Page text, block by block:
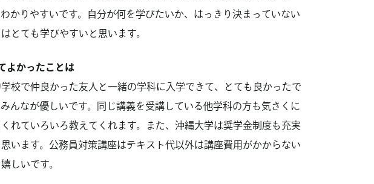
かりやすいです。自分が何を学びたいか、はっきり決まっていない
とても学びやすいと思います。
よかったことは
校で仲良かった友人と一緒の学科に入学できて、とても良かったで
んなが優しいです。同じ講義を受講している他学科の方も気さくに
れていろいろ教えてくれます。また、沖縄大学は奨学金制度も充実
思います。公務員対策講座はテキスト代以外は講座費用がかからない
しいです。